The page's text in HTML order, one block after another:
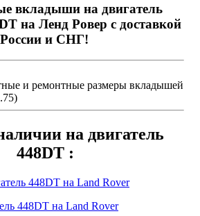
вкладыши на двигатель
на Ленд Ровер с доставкой
и СНГ!
и ремонтные размеры вкладышей
на двигатель
448DT :
448DT на Land Rover